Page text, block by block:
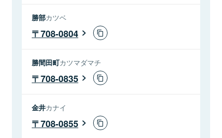
勝部カツベ
708-0804
勝間田町カツマダマチ
708-0835
金井カナイ
708-0855